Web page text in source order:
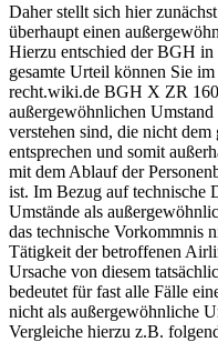
Daher stellt sich hier
überhaupt einen
Hierzu entschied der BGH
gesamte Urteil können Sie
recht.wiki.de BGH X ZR
außergewöhnlichen
verstehen sind, die nicht
entsprechen und somit
mit dem Ablauf der
ist. Im Bezug auf technische
Umstände als
das technische Vorkommnis
Tätigkeit der betroffenen
Ursache von diesem
bedeutet für fast alle Fälle
nicht als außergewöhnliche
Vergleiche hierzu z.B.